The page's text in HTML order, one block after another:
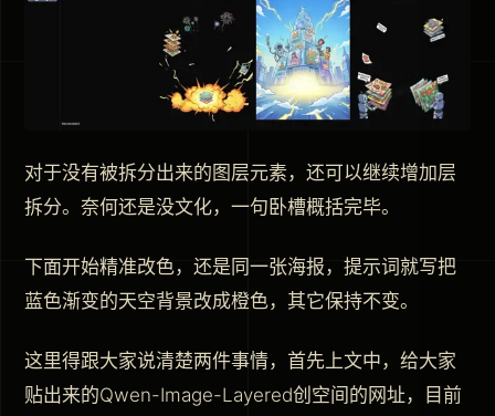
对于没有被拆分出来的图层元素，还可以继续增加层
拆分。奈何还是没文化，一句卧槽概括完毕。
下面开始精准改色，还是同一张海报，提示词就写把
蓝色渐变的天空背景改成橙色，其它保持不变。
这里得跟大家说清楚两件事情，首先上文中，给大家
贴出来的Qwen-Image-Layered创空间的网址，目前